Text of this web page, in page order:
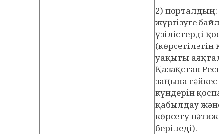
2)
жүргізуге
үзілістерді
уақыты
Қазақстан
заңына
күндерін
қабылдау
көрсету
беріледі).